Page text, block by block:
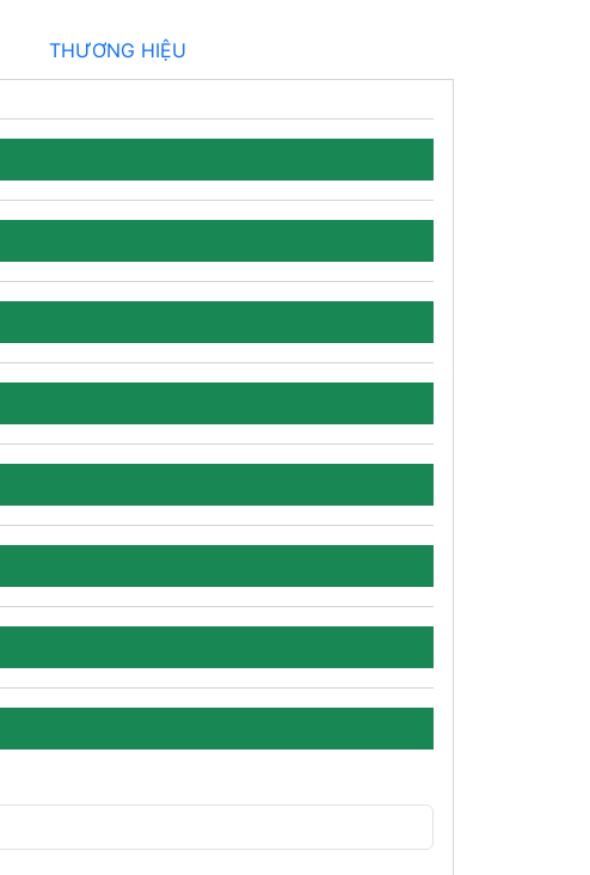
THƯƠNG HIỆU